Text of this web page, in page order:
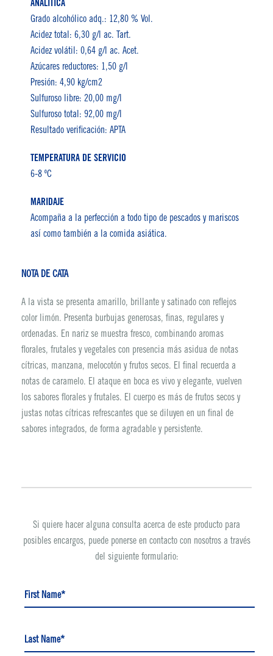
ANALÍTICA
Grado alcohólico adq.: 12,80 % Vol.
Acidez total: 6,30 g/l ac. Tart.
Acidez volátil: 0,64 g/l ac. Acet.
Azúcares reductores: 1,50 g/l
Presión: 4,90 kg/cm2
Sulfuroso libre: 20,00 mg/l
Sulfuroso total: 92,00 mg/l
Resultado verificación: APTA
TEMPERATURA DE SERVICIO
6-8 ºC
MARIDAJE
Acompaña a la perfección a todo tipo de pescados y mariscos
así como también a la comida asiática.
NOTA DE CATA
A la vista se presenta amarillo, brillante y satinado con reflejos
color limón. Presenta burbujas generosas, finas, regulares y
ordenadas. En nariz se muestra fresco, combinando aromas
florales, frutales y vegetales con presencia más asidua de notas
cítricas, manzana, melocotón y frutos secos. El final recuerda a
notas de caramelo. El ataque en boca es vivo y elegante, vuelven
los sabores florales y frutales. El cuerpo es más de frutos secos y
justas notas cítricas refrescantes que se diluyen en un final de
sabores integrados, de forma agradable y persistente.
Si quiere hacer alguna consulta acerca de este producto para
posibles encargos, puede ponerse en contacto con nosotros a través
del siguiente formulario:
First Name*
Last Name*